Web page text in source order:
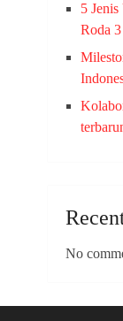
5
Roda
No